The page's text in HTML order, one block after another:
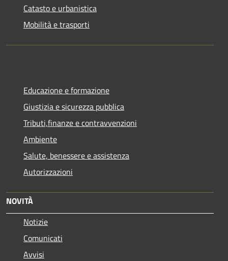
Catasto e urbanistica
Mobilità e trasporti
Educazione e formazione
Giustizia e sicurezza pubblica
Tributi,finanze e contravvenzioni
Ambiente
Salute, benessere e assistenza
Autorizzazioni
NOVITÀ
Notizie
Comunicati
Avvisi